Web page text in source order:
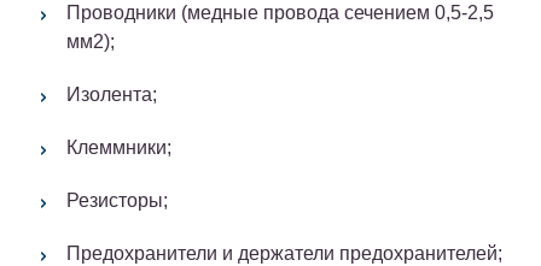
Проводники (медные провода сечением 0,5-2,5
мм2);
Изолента;
Клеммники;
Резисторы;
Предохранители и держатели предохранителей;